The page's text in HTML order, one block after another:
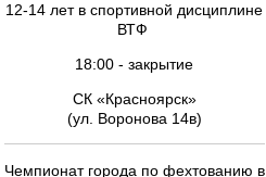
12-14 лет в спортивной дисциплине
ВТФ
18:00 - закрытие
СК «Красноярск»
(ул. Воронова 14в)
Чемпионат города по фехтованию в